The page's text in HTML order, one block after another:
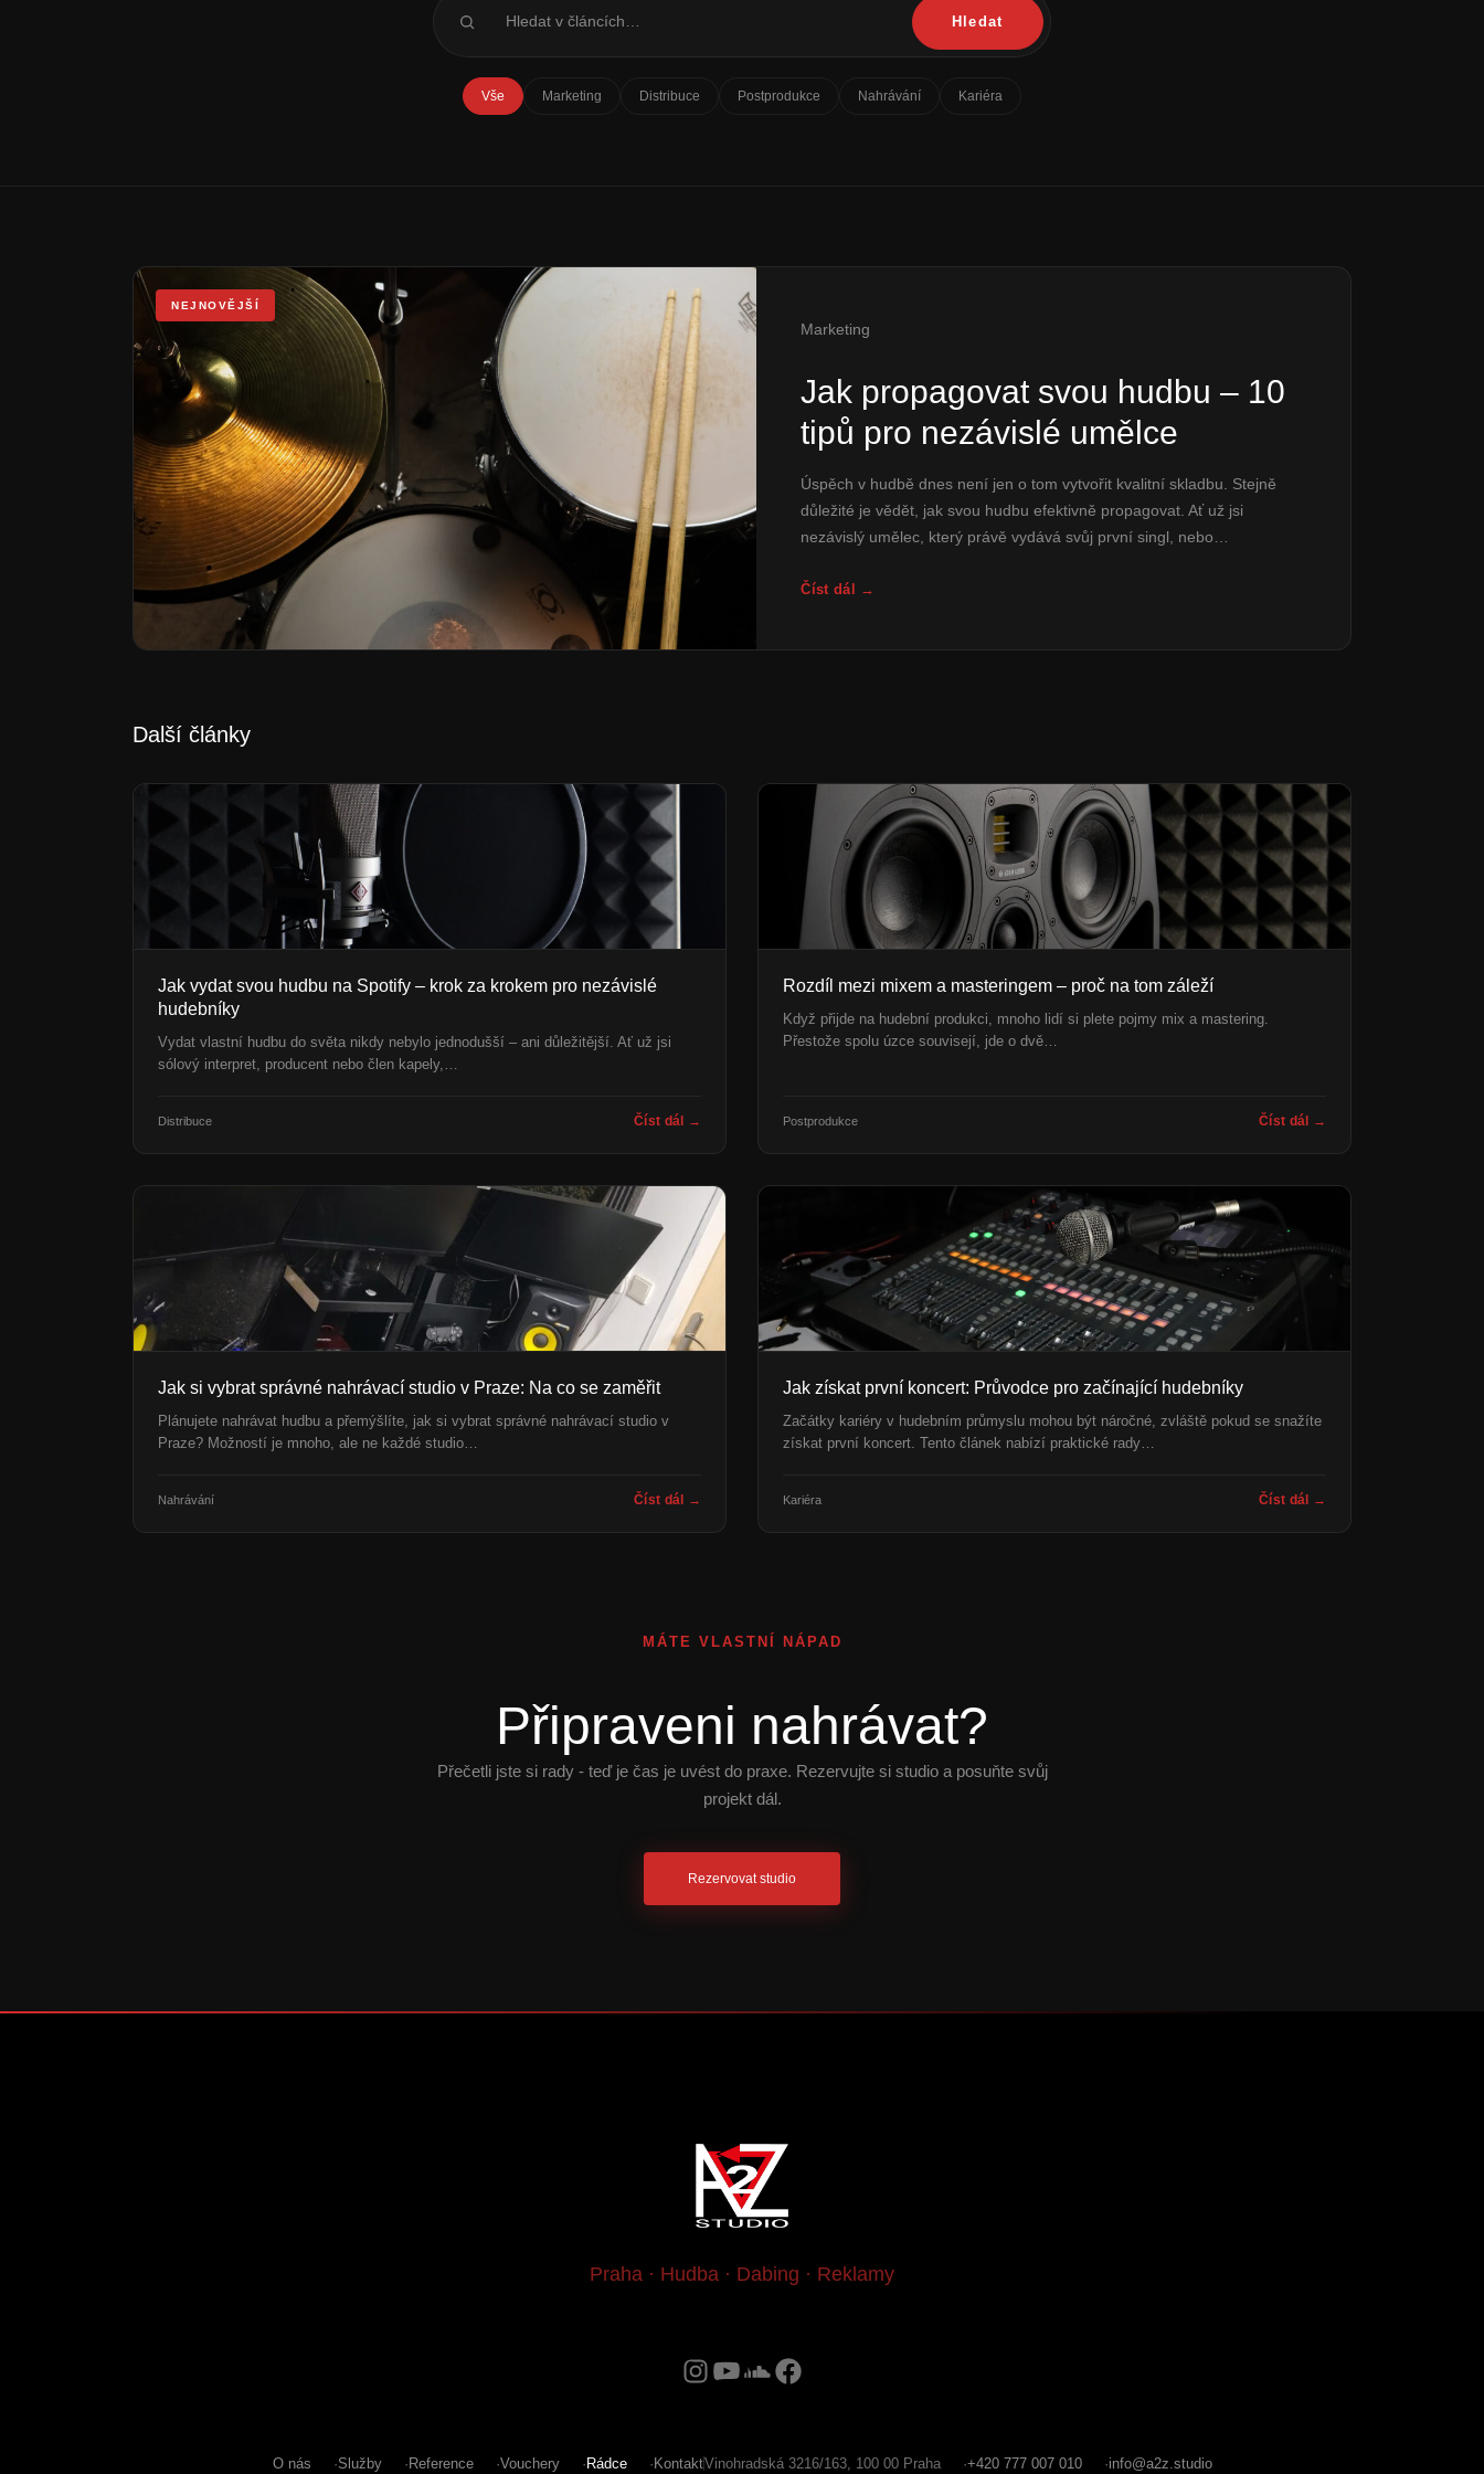
Hledat
Vše Marketing Distribuce Postprodukce Nahrávání Kariéra
NEJNOVĚJŠÍ
Marketing
Jak propagovat svou hudbu – 10
tipů pro nezávislé umělce
Úspěch v hudbě dnes není jen o tom vytvořit kvalitní skladbu. Stejně
důležité je vědět, jak svou hudbu efektivně propagovat. Ať už jsi
nezávislý umělec, který právě vydává svůj první singl, nebo…
Číst dál →
Další články
Jak vydat svou hudbu na Spotify – krok za krokem pro nezávislé
hudebníky
Vydat vlastní hudbu do světa nikdy nebylo jednodušší – ani důležitější. Ať už jsi
sólový interpret, producent nebo člen kapely,…
Distribuce Číst dál →
Rozdíl mezi mixem a masteringem – proč na tom záleží
Když přijde na hudební produkci, mnoho lidí si plete pojmy mix a mastering.
Přestože spolu úzce souvisejí, jde o dvě…
Postprodukce Číst dál →
Jak si vybrat správné nahrávací studio v Praze: Na co se zaměřit
Plánujete nahrávat hudbu a přemýšlíte, jak si vybrat správné nahrávací studio v
Praze? Možností je mnoho, ale ne každé studio…
Nahrávání Číst dál →
Jak získat první koncert: Průvodce pro začínající hudebníky
Začátky kariéry v hudebním průmyslu mohou být náročné, zvláště pokud se snažíte
získat první koncert. Tento článek nabízí praktické rady…
Kariéra Číst dál →
MÁTE VLASTNÍ NÁPAD
Připraveni nahrávat?
Přečetli jste si rady - teď je čas je uvést do praxe. Rezervujte si studio a posuňte svůj
projekt dál.
Rezervovat studio
Praha · Hudba · Dabing · Reklamy
O nás Služby Reference Vouchery Rádce KontaktVinohradská 3216/163, 100 00 Praha +420 777 007 010 info@a2z.studio